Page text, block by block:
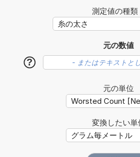
測定値の種類
元の数値
?
元の単位
変換したい単